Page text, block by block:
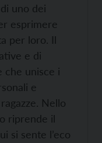
uno dei
esprimere
per loro. Il
e di
che unisce i
e
Nello
riprende il
si sente l’eco